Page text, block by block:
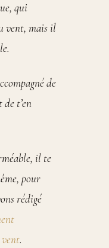
qui
vent, mais il
de
t’en
il te
pour
rédigé
.